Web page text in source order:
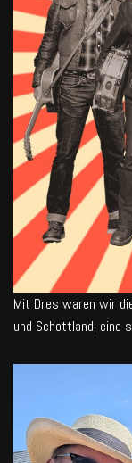
Mit Dres waren wir
und Schottland, eine